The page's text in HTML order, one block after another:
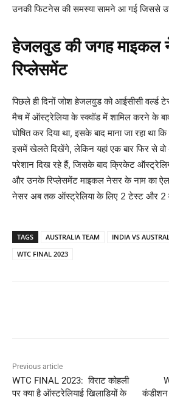
उनकी फिटनेस की समस्या सामने आ गई जिससे उन्हें
हेजलवुड की जगह माइकल
रिप्लेसमेंट
पिछले ही दिनों जोश हेजलवुड को आईसीसी वर्ल्ड
मैच में ऑस्ट्रेलिया के स्क्वॉड में शामिल करने के
घोषित कर दिया था, इसके बाद माना जा रहा था
इसमें खेलते दिखेंगे, लेकिन यहां एक बार फिर से
परेशान दिख रहे हैं, जिसके बाद क्रिकेट
और उनके रिप्लेसमेंट माइकल नेसर के नाम का
नेसर अब तक ऑस्ट्रेलिया के लिए 2 टेस्ट और
TAGS AUSTRALIA TEAM INDIA VS
WTC FINAL 2023
Previous article
WTC FINAL 2023: विराट कोहली
पर क्या है ऑस्ट्रेलियाई खिलाड़ियों के
कंडीशन